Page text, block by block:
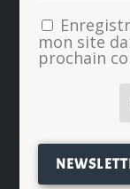
mon site
prochain